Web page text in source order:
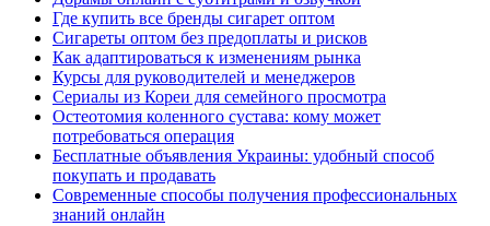
Где купить все бренды сигарет оптом
Сигареты оптом без предоплаты и рисков
Как адаптироваться к изменениям рынка
Курсы для руководителей и менеджеров
Сериалы из Кореи для семейного просмотра
Остеотомия коленного сустава: кому может
потребоваться операция
Бесплатные объявления Украины: удобный способ
покупать и продавать
Современные способы получения профессиональных
знаний онлайн